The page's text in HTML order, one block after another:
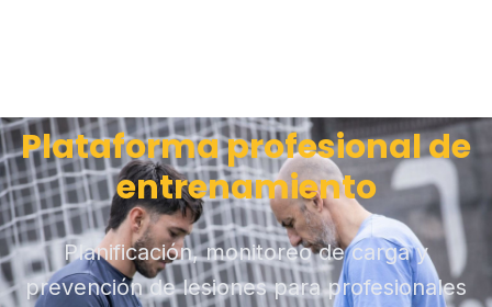
Plataforma profesional de
entrenamiento
Planificación, monitoreo de carga y
prevención de lesiones para profesionales